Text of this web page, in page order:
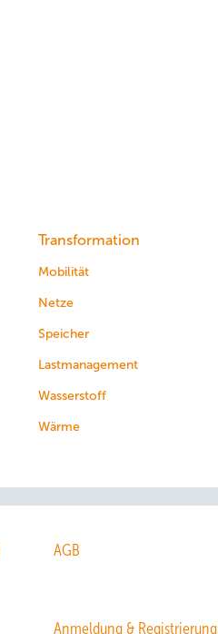
Transformation
Mobilität
Netze
Speicher
Lastmanagement
Wasserstoff
Wärme
AGB
Anmeldung & Registrierung